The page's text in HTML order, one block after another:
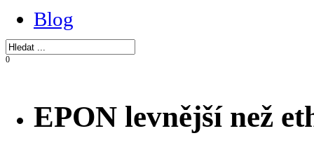
Blog
0
EPON levnější než